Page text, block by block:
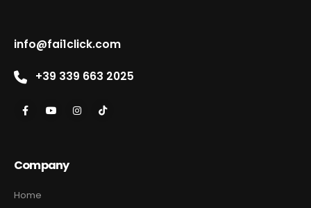
info@fai1click.com
+39 339 663 2025
Company
Home